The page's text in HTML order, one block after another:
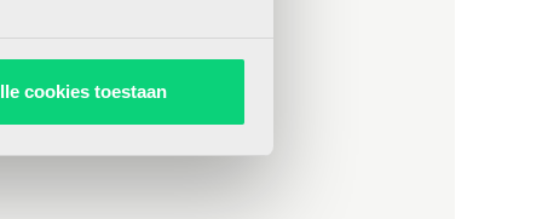
cookies toestaan